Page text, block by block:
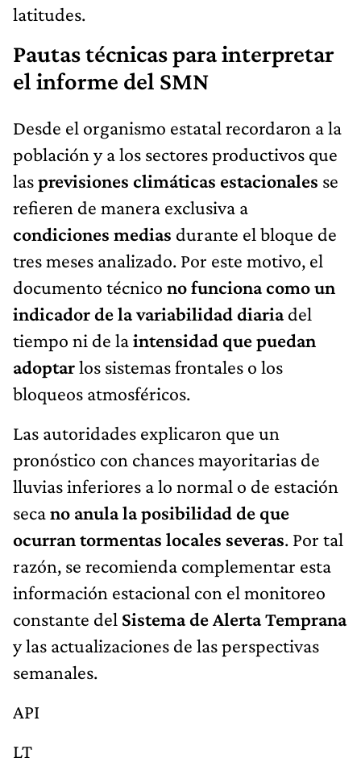
latitudes.
Pautas técnicas para interpretar
el informe del SMN
Desde el organismo estatal recordaron a la
población y a los sectores productivos que
lasprevisiones climáticas estacionales se
refieren de manera exclusiva a
condiciones medias durante el bloque de
tres meses analizado. Por este motivo, el
documento técnico no funciona como un
indicador de la variabilidad diariadel
tiempo ni de laintensidad que puedan
adoptarlos sistemas frontales o los
bloqueos atmosféricos.
Las autoridades explicaron que un
pronóstico con chances mayoritarias de
lluvias inferiores a lo normal o de estación
secano anula la posibilidad de que
ocurran tormentas locales severas. Por tal
razón, se recomienda complementar esta
información estacional con el monitoreo
constante del Sistema de Alerta Temprana
y las actualizaciones de las perspectivas
semanales.
API
LT